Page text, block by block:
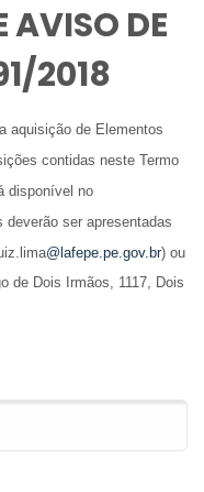
AVISO DE
2018
aquisição de Elementos
contidas neste Termo
disponível no
deverão ser apresentadas
@lafepe.pe.gov.br) ou
de Dois Irmãos, 1117, Dois